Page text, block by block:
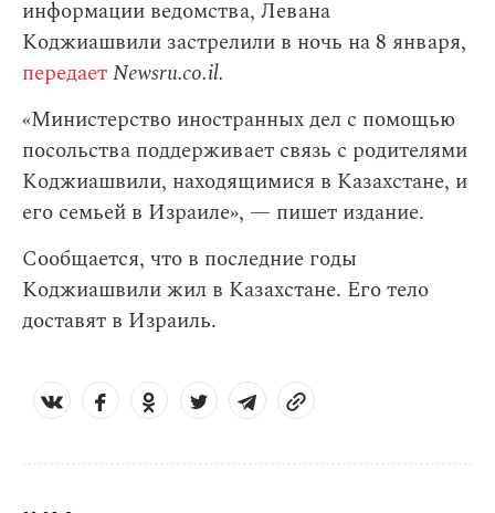
информации ведомства, Левана
Коджиашвили застрелили в ночь на 8 января,
передаетNewsru.co.il.
«Министерство иностранных дел с помощью
посольства поддерживает связь с родителями
Коджиашвили, находящимися в Казахстане, и
его семьей в Израиле», — пишет издание.
Сообщается, что в последние годы
Коджиашвили жил в Казахстане. Его тело
доставят в Израиль.